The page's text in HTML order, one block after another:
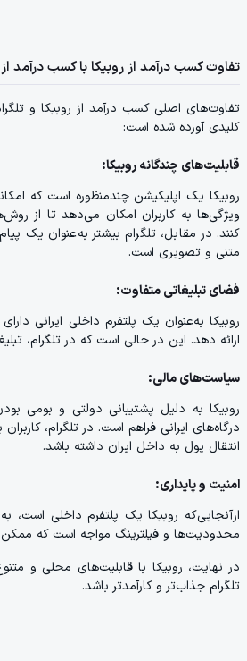
تفاوت کسب درآمد از روبیکا با کسب درآمد از
تفاوت‌های اصلی کسب درآمد از روبیکا و
کلیدی آورده شده است:
قابلیت‌های چندگانه روبیکا:
روبیکا یک اپلیکیشن چندمنظوره است که
ویژگی‌ها به کاربران امکان می‌دهد تا از
کنند. در مقابل، تلگرام بیشتر به‌عنوان یک
متنی و تصویری است.
فضای تبلیغاتی متفاوت:
روبیکا به‌عنوان یک پلتفرم داخلی ایرانی
ارائه دهد. این در حالی است که در تلگرام،
سیاست‌های مالی:
روبیکا به دلیل پشتیبانی دولتی و بومی
درگاه‌های ایرانی فراهم است. در تلگرام،
انتقال پول به داخل ایران داشته باشد.
امنیت و پایداری:
ازآنجایی‌که روبیکا یک پلتفرم داخلی است،
محدودیت‌ها و فیلترینگ مواجه است که ممکن
در نهایت، روبیکا با قابلیت‌های محلی و
تلگرام جذاب‌تر و کارآمدتر باشد.